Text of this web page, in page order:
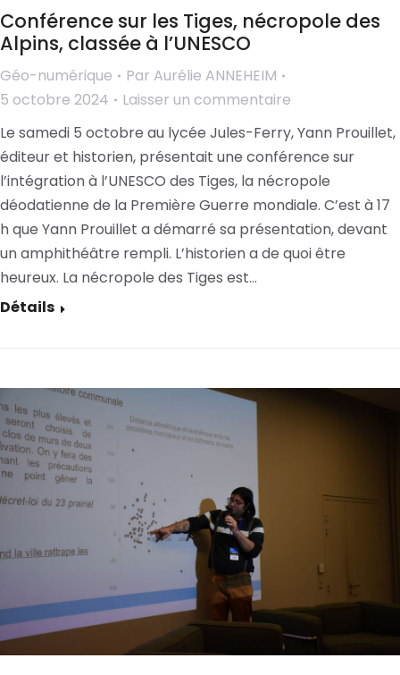
Conférence sur les Tiges, nécropole des
Alpins, classée à l’UNESCO
Géo-numérique Par Aurélie ANNEHEIM
5 octobre 2024
Laisser un commentaire
Le samedi 5 octobre au lycée Jules-Ferry, Yann Prouillet,
éditeur et historien, présentait une conférence sur
l’intégration à l’UNESCO des Tiges, la nécropole
déodatienne de la Première Guerre mondiale. C’est à 17
h que Yann Prouillet a démarré sa présentation, devant
un amphithéâtre rempli. L’historien a de quoi être
heureux. La nécropole des Tiges est…
Détails